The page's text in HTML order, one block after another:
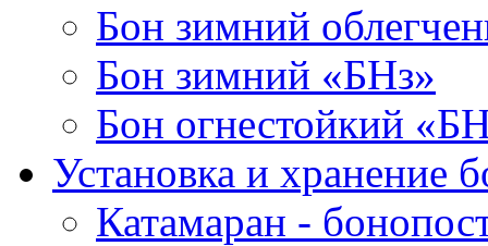
Бон зимний
Бон зимний «БНз»
Бон огнестойкий
Установка и хранение
Катамаран -